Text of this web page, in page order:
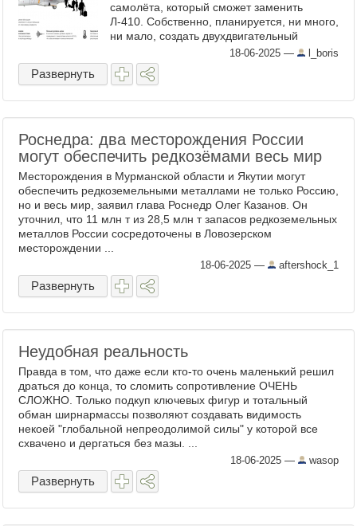
самолёта, который сможет заменить
Л-410. Собственно, планируется, ни много,
ни мало, создать двухдвигательный
самолёт на 19 мест E-20X Docker. Однако
дальше самое интересное – двигатели ...
18-06-2025 — l_boris
Развернуть
Роснедра: два месторождения России
могут обеспечить редкозёмами весь мир
Месторождения в Мурманской области и Якутии могут
обеспечить редкоземельными металлами не только Россию,
но и весь мир, заявил глава Роснедр Олег Казанов. Он
уточнил, что 11 млн т из 28,5 млн т запасов редкоземельных
металлов России сосредоточены в Ловозерском
месторождении ...
18-06-2025 — aftershock_1
Развернуть
Неудобная реальность
Правда в том, что даже если кто-то очень маленький решил
драться до конца, то сломить сопротивление ОЧЕНЬ
СЛОЖНО. Только подкуп ключевых фигур и тотальный
обман ширнармассы позволяют создавать видимость
некоей "глобальной непреодолимой силы" у которой все
схвачено и дергаться без мазы. ...
18-06-2025 — wasop
Развернуть